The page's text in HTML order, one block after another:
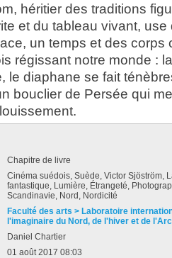
héritier des traditions
et du tableau vivant, use
un temps et des corps
régissant notre monde :
le diaphane se fait
bouclier de Persée qui
Chapitre de livre
Cinéma suédois, Suède, Victor Sjöström,
fantastique, Lumière, Étrangeté,
Scandinavie, Nord, Nordicité
Faculté des arts > Laboratoire
l'imaginaire du Nord, de l'hiver et de
Daniel Chartier
01 août 2017 08:03